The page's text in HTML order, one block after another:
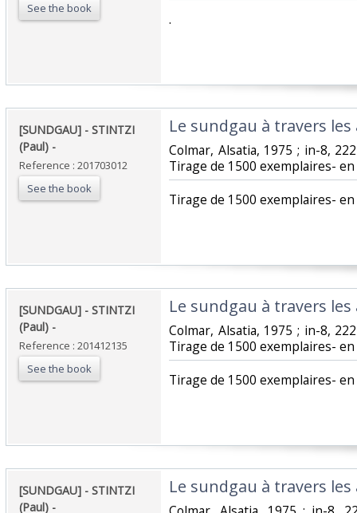
See the book
‎.‎
‎[SUNDGAU] - STINTZI
(Paul) - ‎
Reference : 201703012
See the book
‎Le sundgau à travers les
‎Colmar, Alsatia, 1975 ; in-8,
Tirage de 1500 exemplaires-
‎Tirage de 1500 exemplaires-
‎[SUNDGAU] - STINTZI
(Paul) - ‎
Reference : 201412135
See the book
‎Le sundgau à travers les
‎Colmar, Alsatia, 1975 ; in-8,
Tirage de 1500 exemplaires-
‎Tirage de 1500 exemplaires-
‎[SUNDGAU] - STINTZI
(Paul) - ‎
‎Le sundgau à travers les